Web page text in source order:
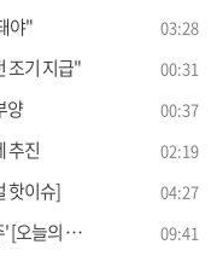
야" 03:28
조기 지급" 00:31
양 00:37
추진 02:19
핫이슈] 04:27
의 이슈] 09:41